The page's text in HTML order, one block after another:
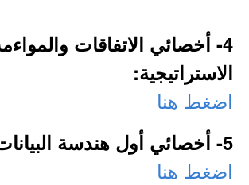
4- أخصائي الاتفاقات
الاستراتيجية:
اضغط هنا
5- أخصائي أول هندسة البيانات:
اضغط هنا